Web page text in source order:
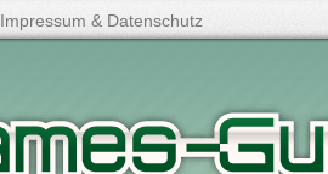
Impressum & Datenschutz